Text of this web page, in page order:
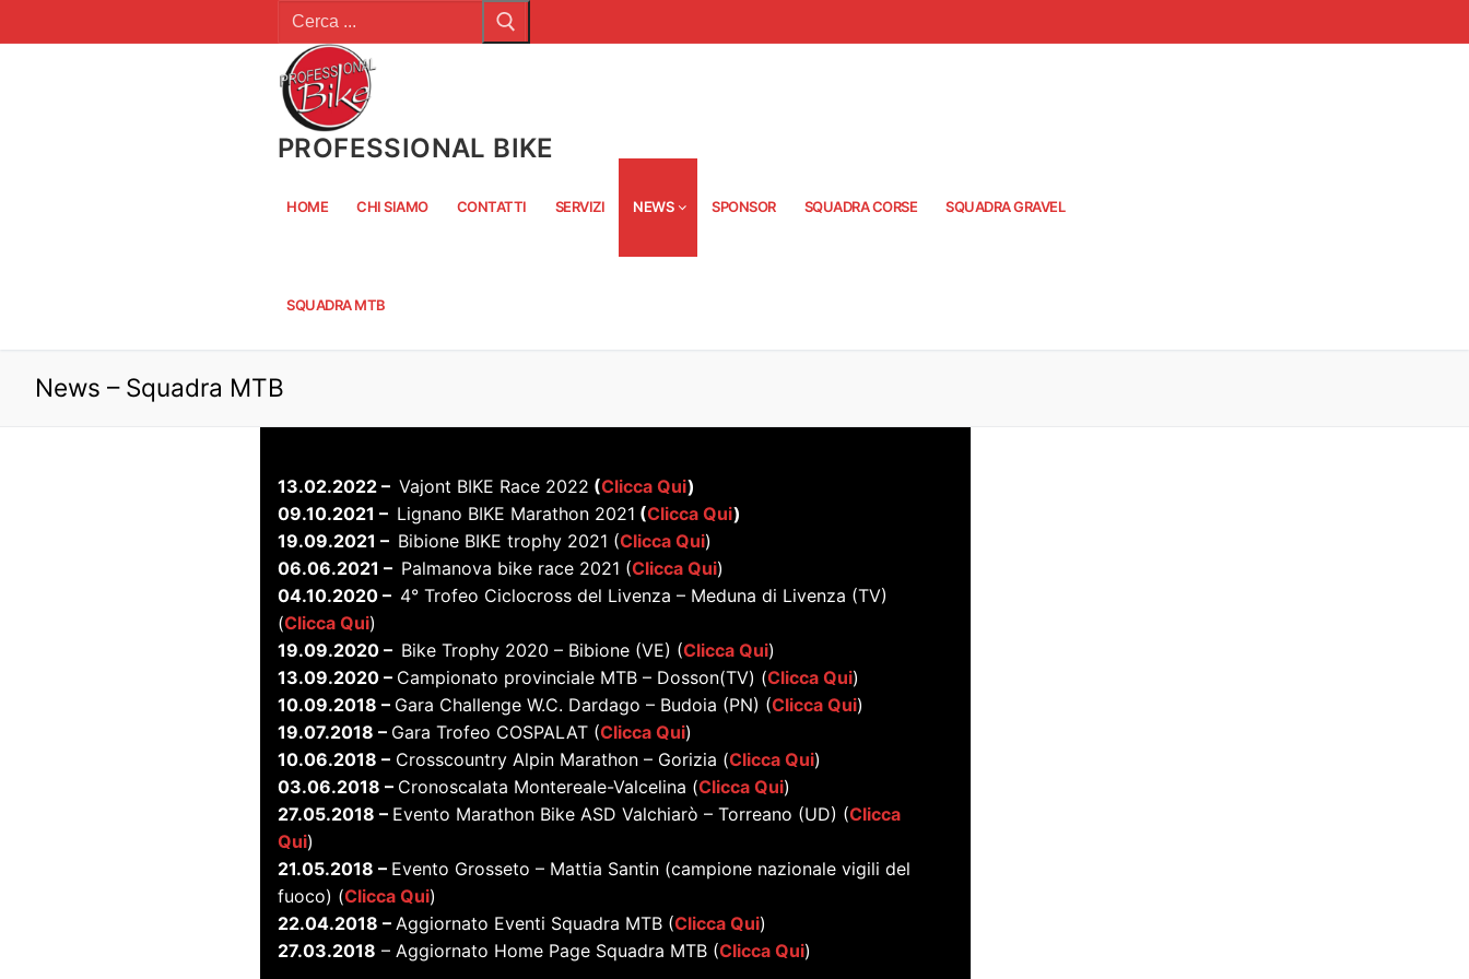
al
PROFESSIONAL BIKE
HOME CHI SIAMO CONTATTI SERVIZI NEWS SPONSOR SQUADRA CORSE SQUADRA GRAVEL
SQUADRA MTB
News – Squadra MTB
13.02.2022 – Vajont BIKE Race 2022 (Clicca Qui)
09.10.2021 – Lignano BIKE Marathon 2021 (Clicca Qui)
19.09.2021 – Bibione BIKE trophy 2021 (Clicca Qui)
06.06.2021 – Palmanova bike race 2021 (Clicca Qui)
04.10.2020 – 4° Trofeo Ciclocross del Livenza – Meduna di Livenza (TV)
(Clicca Qui)
19.09.2020 – Bike Trophy 2020 – Bibione (VE) (Clicca Qui)
13.09.2020 – Campionato provinciale MTB – Dosson(TV) (Clicca Qui)
10.09.2018 – Gara Challenge W.C. Dardago – Budoia (PN) (Clicca Qui)
19.07.2018 – Gara Trofeo COSPALAT (Clicca Qui)
10.06.2018 – Crosscountry Alpin Marathon – Gorizia (Clicca Qui)
03.06.2018 – Cronoscalata Montereale-Valcelina (Clicca Qui)
27.05.2018 – Evento Marathon Bike ASD Valchiarò – Torreano (UD) (Clicca
Qui)
21.05.2018 – Evento Grosseto – Mattia Santin (campione nazionale vigili del
fuoco) (Clicca Qui)
22.04.2018 – Aggiornato Eventi Squadra MTB (Clicca Qui)
27.03.2018 – Aggiornato Home Page Squadra MTB (Clicca Qui)